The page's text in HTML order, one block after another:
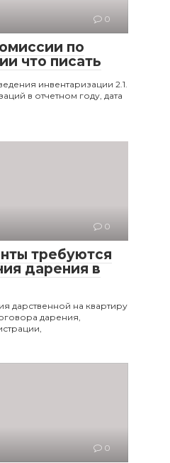
0
по
что писать
инвентаризации 2.1.
в отчетном году, дата
0
требуются
дарения в
дарственной на квартиру
дарения,
0